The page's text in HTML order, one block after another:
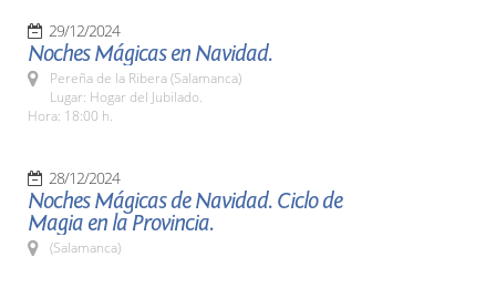
29/12/2024
Noches Mágicas en Navidad.
Pereña de la Ribera (Salamanca)
Lugar: Hogar del Jubilado.
Hora: 18:00 h.
28/12/2024
Noches Mágicas de Navidad. Ciclo de
Magia en la Provincia.
(Salamanca)